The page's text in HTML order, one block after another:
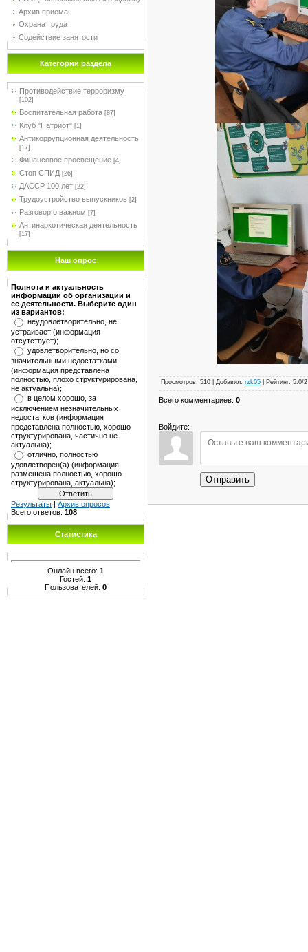
Архив приема
Охрана труда
Содействие занятости
Категории раздела
Противодействие терроризму
[102]
Воспитательная работа [87]
Клуб "Патриот" [1]
Антикоррупционная деятельность
[17]
Финансовое просвещение [4]
Стоп СПИД [26]
ДАССР 100 лет [22]
Трудоустройство выпускников [2]
Разговор о важном [7]
Антинаркотическая деятельность
[17]
Наш опрос
Полнота и актуальность
информации об организации и
ее деятельности. Выберите один
из вариантов:
неудовлетворительно, не
устраивает (информация
отсутствует);
удовлетворительно, но со
значительными недостатками
(информация представлена
полностью, плохо структурирована,
не актуальна);
в целом хорошо, за
исключением незначительных
недостатков (информация
представлена полностью, хорошо
структурирована, частично не
актуальна);
отлично, полностью
удовлетворен(а) (информация
размещена полностью, хорошо
структурирована, актуальна);
Результаты | Архив опросов
Всего ответов: 108
Статистика
Онлайн всего: 1
Гостей: 1
Пользователей: 0
Просмотров: 510 Добавил: rzk05 Рейтинг: 5.0/2
Всего комментариев: 0
Войдите:
Отправить